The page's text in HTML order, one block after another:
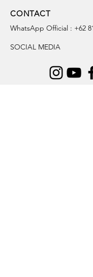
CONTACT
WhatsApp Official : +62
SOCIAL MEDIA